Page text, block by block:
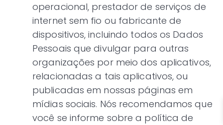
operacional, prestador de serviços de
internet sem fio ou fabricante de
dispositivos, incluindo todos os Dados
Pessoais que divulgar para outras
organizações por meio dos aplicativos,
relacionadas a tais aplicativos, ou
publicadas em nossas páginas em
mídias sociais. Nós recomendamos que
você se informe sobre a política de